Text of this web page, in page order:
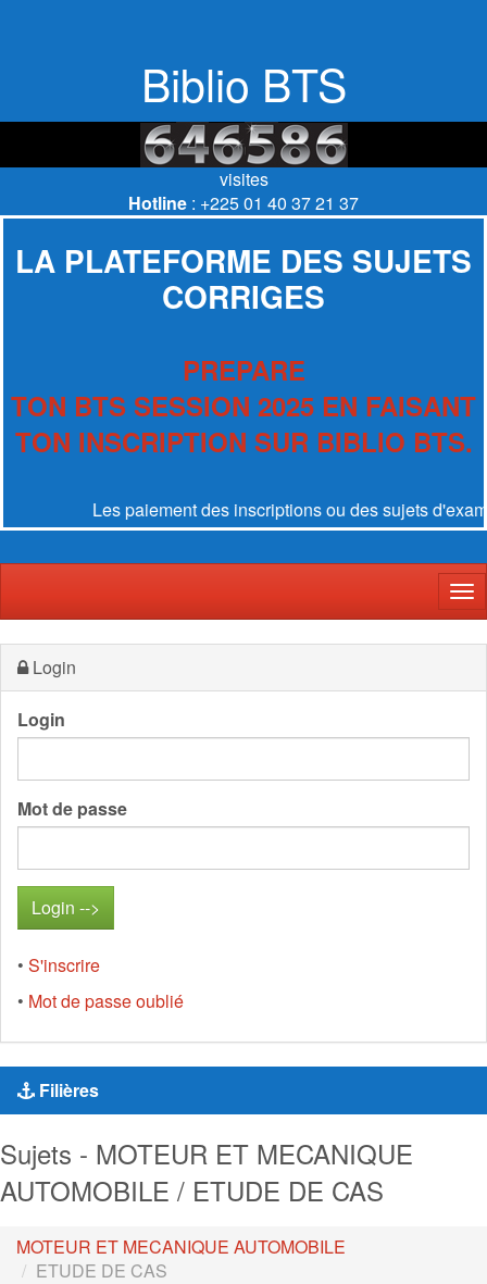
Biblio BTS
visites
Hotline : +225 01 40 37 21 37
LA PLATEFORME DES SUJETS
CORRIGES
PREPARE
TON BTS SESSION 2025 EN FAISANT
TON INSCRIPTION SUR BIBLIO BTS.
Les paiement des inscriptions ou des sujets
Login
Login
Mot de passe
• S'inscrire
• Mot de passe oublié
Filières
Sujets - MOTEUR ET MECANIQUE
AUTOMOBILE / ETUDE DE CAS
MOTEUR ET MECANIQUE AUTOMOBILE
ETUDE DE CAS